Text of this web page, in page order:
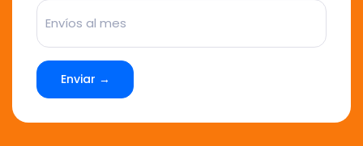
Enviar →